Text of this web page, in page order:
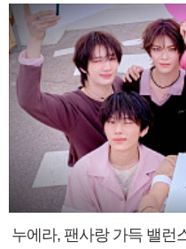
누에라, 팬사랑 가득 밸런